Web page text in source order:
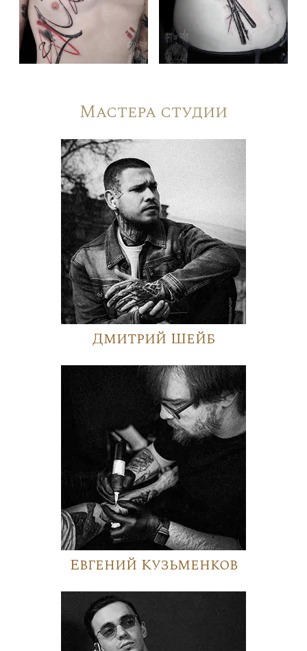
Мастера студии
Дмитрий Шейб
Евгений Кузьменков